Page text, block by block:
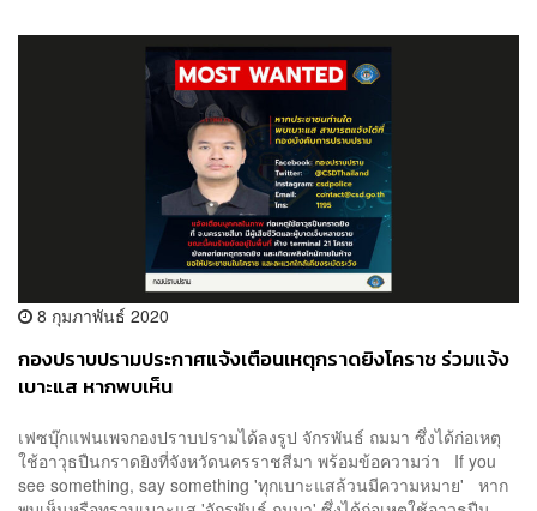
8 กุมภาพันธ์ 2020
กองปราบปรามประกาศแจ้งเตือนเหตุกราดยิงโคราช ร่วมแจ้ง
เบาะแส หากพบเห็น
เฟซบุ๊กแฟนเพจกองปราบปรามได้ลงรูป จักรพันธ์ ถมมา ซึ่งได้ก่อเหตุ
ใช้อาวุธปืนกราดยิงที่จังหวัดนครราชสีมา พร้อมข้อความว่า If you
see something, say something 'ทุกเบาะแสล้วนมีความหมาย' หาก